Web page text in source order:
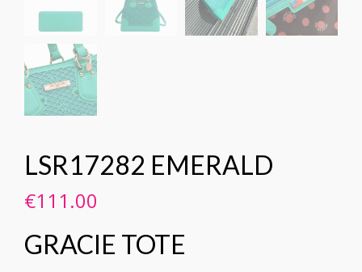
LSR17282 EMERALD
€111.00
GRACIE TOTE